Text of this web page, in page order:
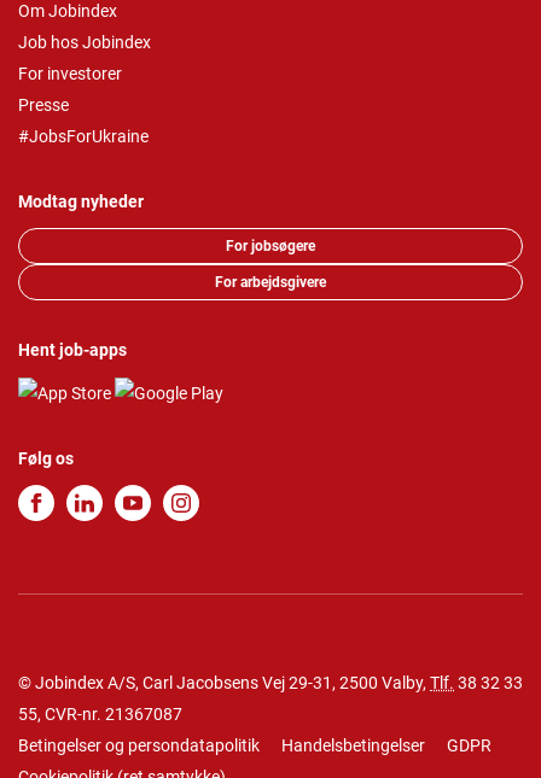
Om Jobindex
Job hos Jobindex
For investorer
Presse
#JobsForUkraine
Modtag nyheder
For jobsøgere
For arbejdsgivere
Hent job-apps
Følg os
© Jobindex A/S, Carl Jacobsens Vej 29-31, 2500 Valby, Tlf. 38 32 33
55, CVR-nr. 21367087
Betingelser og persondatapolitik
Handelsbetingelser
GDPR